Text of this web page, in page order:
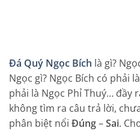
Đá Quý Ngọc Bích là gì?
Ngọc gì? Ngọc Bích có phải
phải là Ngọc Phỉ Thuý… đầy
không tìm ra câu trả lời,
phân biệt nổi Đúng–Sai.